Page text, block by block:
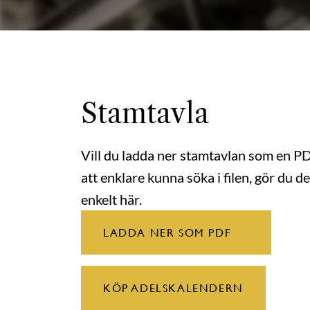
Stamtavla
Vill du ladda ner stamtavlan som en
att enklare kunna söka i filen, gör du
enkelt här.
LADDA NER SOM PDF
KÖP ADELSKALENDERN